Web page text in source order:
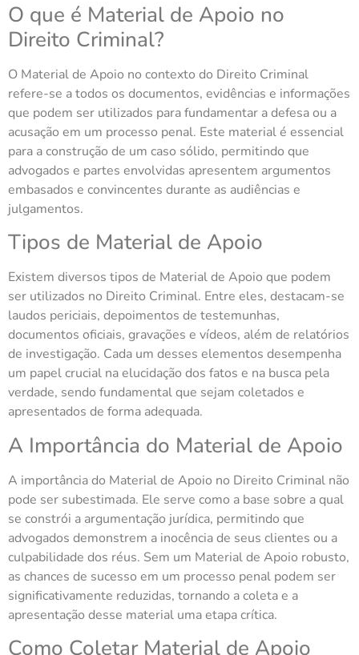
O que é Material de Apoio no
Direito Criminal?
O Material de Apoio no contexto do Direito Criminal
refere-se a todos os documentos, evidências e informações
que podem ser utilizados para fundamentar a defesa ou a
acusação em um processo penal. Este material é essencial
para a construção de um caso sólido, permitindo que
advogados e partes envolvidas apresentem argumentos
embasados e convincentes durante as audiências e
julgamentos.
Tipos de Material de Apoio
Existem diversos tipos de Material de Apoio que podem
ser utilizados no Direito Criminal. Entre eles, destacam-se
laudos periciais, depoimentos de testemunhas,
documentos oficiais, gravações e vídeos, além de relatórios
de investigação. Cada um desses elementos desempenha
um papel crucial na elucidação dos fatos e na busca pela
verdade, sendo fundamental que sejam coletados e
apresentados de forma adequada.
A Importância do Material de Apoio
A importância do Material de Apoio no Direito Criminal não
pode ser subestimada. Ele serve como a base sobre a qual
se constrói a argumentação jurídica, permitindo que
advogados demonstrem a inocência de seus clientes ou a
culpabilidade dos réus. Sem um Material de Apoio robusto,
as chances de sucesso em um processo penal podem ser
significativamente reduzidas, tornando a coleta e a
apresentação desse material uma etapa crítica.
Como Coletar Material de Apoio